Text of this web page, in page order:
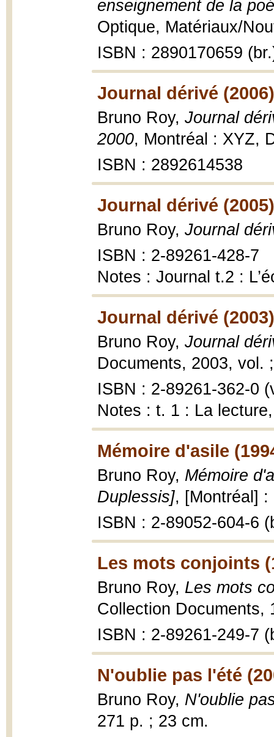
enseignement de la
Optique, Matériaux/
ISBN : 2890170659
Journal dérivé (2006)
Bruno Roy, Journal
2000, Montréal : XYZ,
ISBN : 2892614538
Journal dérivé (2005)
Bruno Roy, Journal
ISBN : 2-89261-428-7
Notes : Journal t.2 :
Journal dérivé (2003)
Bruno Roy, Journal
Documents, 2003, vol.
ISBN : 2-89261-362-0
Notes : t. 1 : La
Mémoire d'asile
Bruno Roy, Mémoire
Duplessis], [Montréal]
ISBN : 2-89052-604-6
Les mots conjoints
Bruno Roy, Les mots
Collection Documents,
ISBN : 2-89261-249-7
N'oublie pas l'été
Bruno Roy, N'oublie
271 p. ; 23 cm.